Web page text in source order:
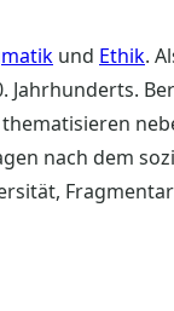
und Ethik.
Jahrhunderts.
nach dem